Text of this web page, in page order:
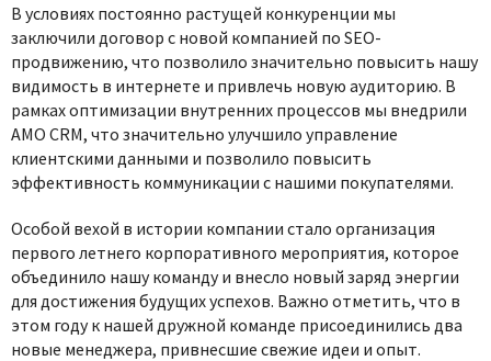
В условиях постоянно растущей конкуренции мы
заключили договор с новой компанией по SEO-
продвижению, что позволило значительно повысить нашу
видимость в интернете и привлечь новую аудиторию. В
рамках оптимизации внутренних процессов мы внедрили
AMO CRM, что значительно улучшило управление
клиентскими данными и позволило повысить
эффективность коммуникации с нашими покупателями.
Особой вехой в истории компании стало организация
первого летнего корпоративного мероприятия, которое
объединило нашу команду и внесло новый заряд энергии
для достижения будущих успехов. Важно отметить, что в
этом году к нашей дружной команде присоединились два
новые менеджера, привнесшие свежие идеи и опыт.